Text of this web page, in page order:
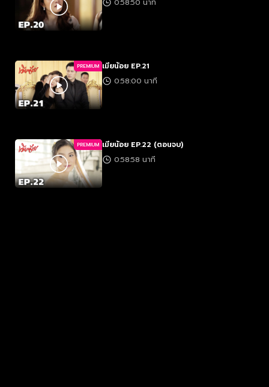
0:58:50 นาที
PREMIUM เมียน้อย EP.21
0:58:00 นาที
PREMIUM เมียน้อย EP.22 (ตอนจบ)
0:58:58 นาที